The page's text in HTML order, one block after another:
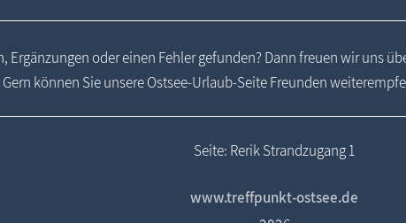
Ergänzungen oder einen Fehler gefunden? Dann freuen wir uns
Gern können Sie unsere Ostsee-Urlaub-Seite Freunden
Seite: Rerik Strandzugang 1
www.treffpunkt-ostsee.de